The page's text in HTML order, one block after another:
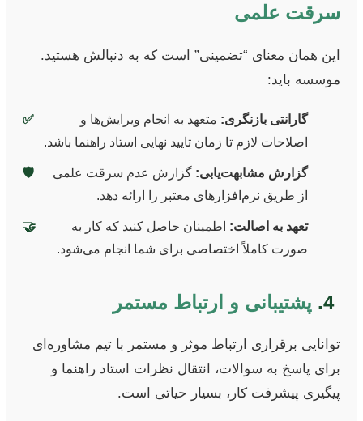
سرقت علمی
این همان معنای “تضمینی” است که به دنبالش هستید.
موسسه باید:
گارانتی بازنگری: متعهد به انجام ویرایش‌ها و
اصلاحات لازم تا زمان تایید نهایی استاد راهنما باشد.
گزارش مشابهت‌یابی:گزارش عدم سرقت علمی
از طریق نرم‌افزارهای معتبر را ارائه دهد.
تعهد به اصالت:اطمینان حاصل کنید که کار به
صورت کاملاً اختصاصی برای شما انجام می‌شود.
پشتیبانی و ارتباط مستمر
توانایی برقراری ارتباط موثر و مستمر با تیم مشاوره‌ای
برای پاسخ به سوالات، انتقال نظرات استاد راهنما و
پیگیری پیشرفت کار، بسیار حیاتی است.